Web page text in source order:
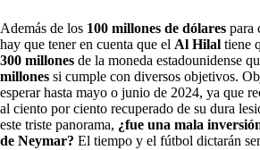
Además de los 100 millones de dólares para
hay que tener en cuenta que el Al Hilal tiene
300 millones de la moneda estadounidense
millones si cumple con diversos objetivos.
esperar hasta mayo o junio de 2024, ya que
al ciento por ciento recuperado de su dura
este triste panorama, ¿fue una mala
de Neymar? El tiempo y el fútbol dictarán